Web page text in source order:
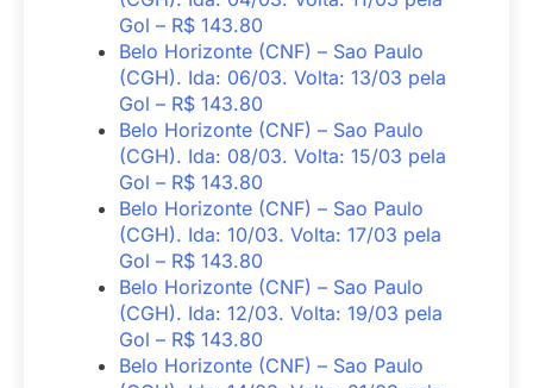
Gol – R$ 143.80
Belo Horizonte (CNF) – Sao Paulo
(CGH). Ida: 06/03. Volta: 13/03 pela
Gol – R$ 143.80
Belo Horizonte (CNF) – Sao Paulo
(CGH). Ida: 08/03. Volta: 15/03 pela
Gol – R$ 143.80
Belo Horizonte (CNF) – Sao Paulo
(CGH). Ida: 10/03. Volta: 17/03 pela
Gol – R$ 143.80
Belo Horizonte (CNF) – Sao Paulo
(CGH). Ida: 12/03. Volta: 19/03 pela
Gol – R$ 143.80
Belo Horizonte (CNF) – Sao Paulo